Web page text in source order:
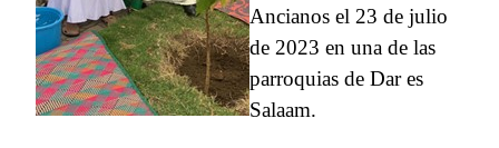
Ancianos el 23 de julio
de 2023 en una de las
parroquias de Dar es
Salaam.